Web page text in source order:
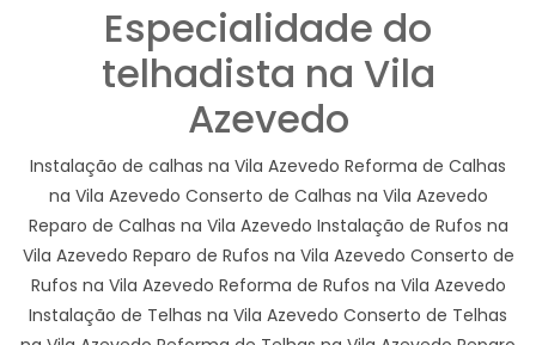
Especialidade do
telhadista na Vila
Azevedo
Instalação de calhas na Vila Azevedo Reforma de Calhas
na Vila Azevedo Conserto de Calhas na Vila Azevedo
Reparo de Calhas na Vila Azevedo Instalação de Rufos na
Vila Azevedo Reparo de Rufos na Vila Azevedo Conserto de
Rufos na Vila Azevedo Reforma de Rufos na Vila Azevedo
Instalação de Telhas na Vila Azevedo Conserto de Telhas